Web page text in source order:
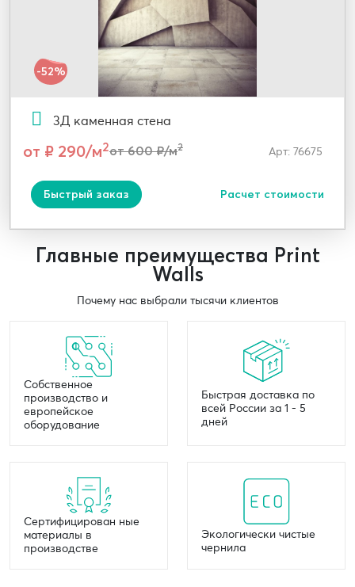
-52%
3Д каменная стена
от ₽ 290/м2от 600 ₽/м2 Арт: 76675
Быстрый заказ Расчет стоимости
Главные преимущества Print
Walls
Почему нас выбрали тысячи клиентов
Собственное
производство и
европейское
оборудование
Быстрая доставка по
всей России за 1 - 5
дней
Сертифицирован ные
материалы в
производстве
Экологически чистые
чернила